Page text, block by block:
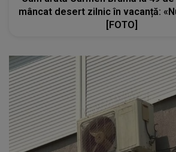
mâncat desert zilnic în vacanță:
[FOTO]